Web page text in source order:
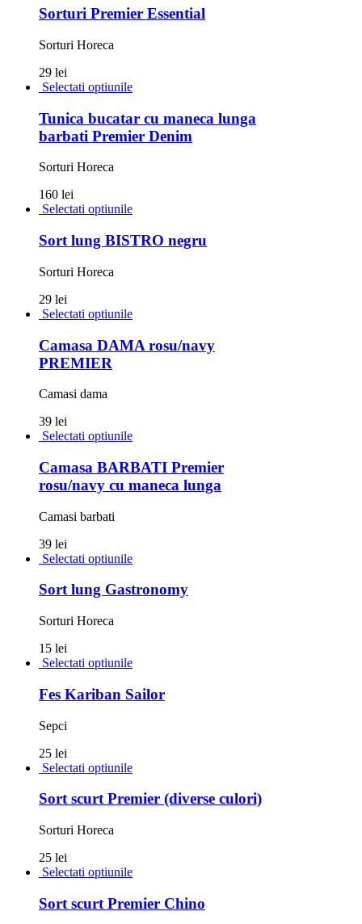
Sorturi Premier Essential
Sorturi Horeca
29 lei
Selectati optiunile
Tunica bucatar cu maneca lunga
barbati Premier Denim
Sorturi Horeca
160 lei
Selectati optiunile
Sort lung BISTRO negru
Sorturi Horeca
29 lei
Selectati optiunile
Camasa DAMA rosu/navy
PREMIER
Camasi dama
39 lei
Selectati optiunile
Camasa BARBATI Premier
rosu/navy cu maneca lunga
Camasi barbati
39 lei
Selectati optiunile
Sort lung Gastronomy
Sorturi Horeca
15 lei
Selectati optiunile
Fes Kariban Sailor
Sepci
25 lei
Selectati optiunile
Sort scurt Premier (diverse culori)
Sorturi Horeca
25 lei
Selectati optiunile
Sort scurt Premier Chino